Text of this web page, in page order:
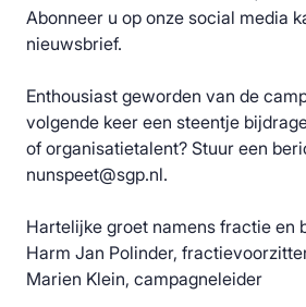
Abonneer u op onze social media
nieuwsbrief.
Enthousiast geworden van de
volgende keer een steentje
of organisatietalent? Stuur een
nunspeet@sgp.nl.
Hartelijke groet namens fractie en
Harm Jan Polinder,
Marien Klein, campagneleider